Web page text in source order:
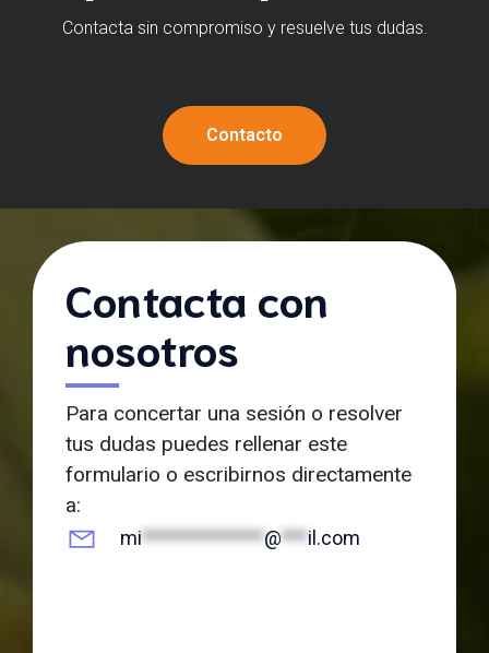
Contacta sin compromiso y resuelve tus dudas.
Contacto
Contacta con
nosotros
Para concertar una sesión o resolver
tus dudas puedes rellenar este
formulario o escribirnos directamente
a:
mi**************@***il.com